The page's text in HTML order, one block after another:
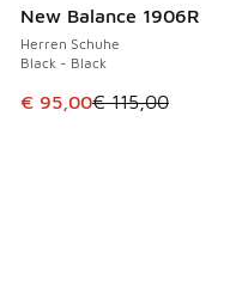
New Balance 1906R
Herren Schuhe
Black - Black
Dieser Artikel ist im
€ 95,00€ 115,00